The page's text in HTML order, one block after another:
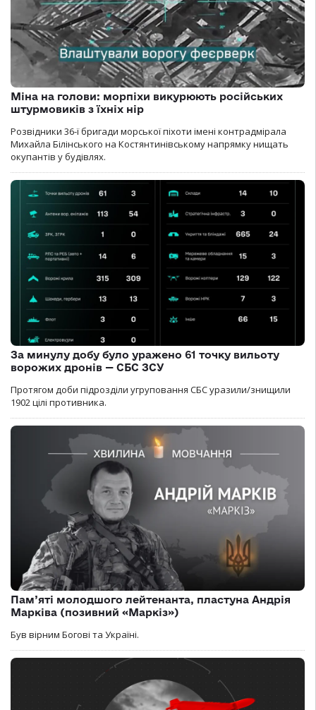
Міна на голови: морпіхи викурюють російських
штурмовиків з їхніх нір
Розвідники 36-ї бригади морської піхоти імені контрадмірала
Михайла Білінського на Костянтинівському напрямку нищать
окупантів у будівлях.
За минулу добу було уражено 61 точку вильоту
ворожих дронів — СБС ЗСУ
Протягом доби підрозділи угруповання СБС уразили/знищили
1902 цілі противника.
Пам’яті молодшого лейтенанта, пластуна Андрія
Марківа (позивний «Маркіз»)
Був вірним Богові та Україні.